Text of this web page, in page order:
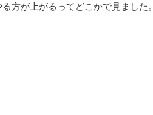
方が上がるってどこかで見ました。